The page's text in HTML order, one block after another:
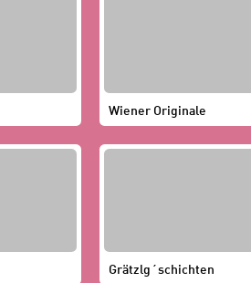
Wiener Originale
Grätzlg´schichten